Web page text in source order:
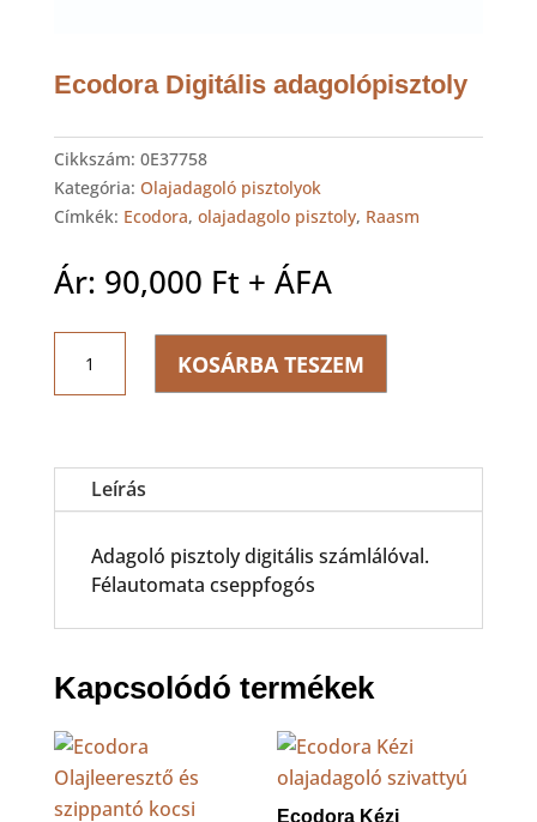
Ecodora Digitális adagolópisztoly
Cikkszám: 0E37758
Kategória: Olajadagoló pisztolyok
Címkék: Ecodora, olajadagolo pisztoly, Raasm
Ár: 90,000 Ft + ÁFA
Digitális
adagolópisztoly
KOSÁRBA TESZEM
Leírás
Adagoló pisztoly digitális számlálóval.
Félautomata cseppfogós
Kapcsolódó termékek
Ecodora Kézi